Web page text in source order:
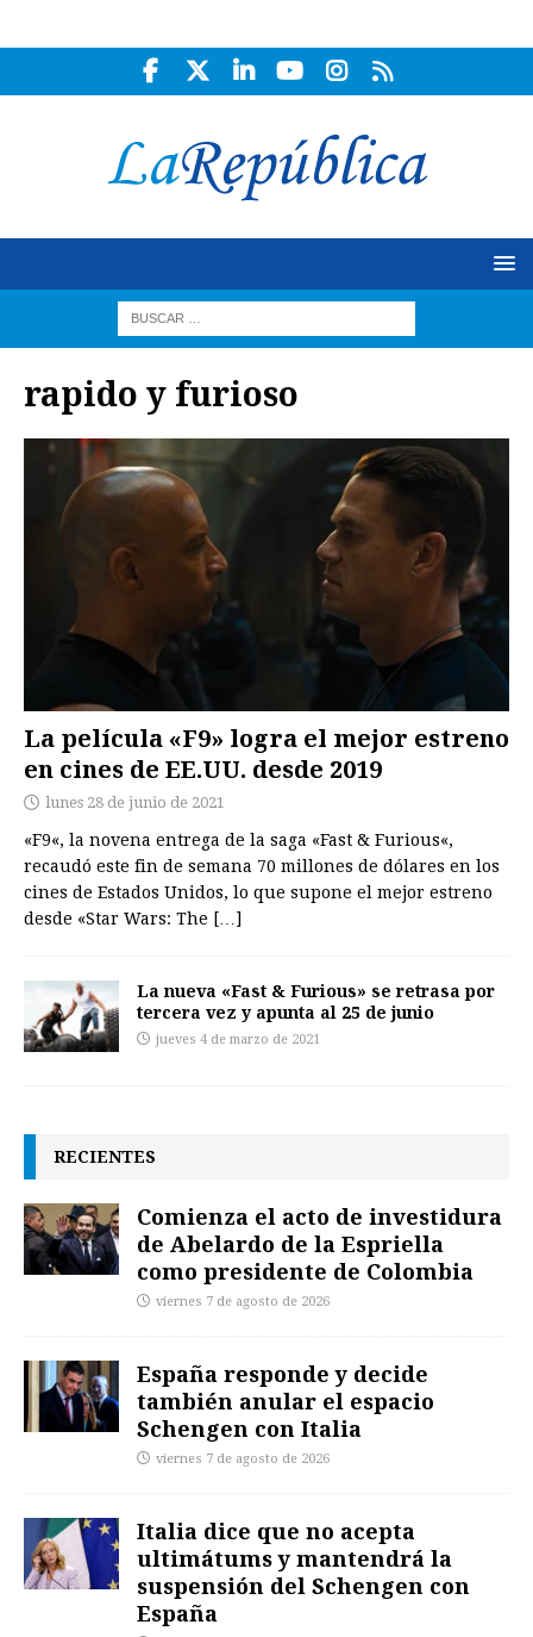
rapido y furioso
La película «F9» logra el mejor estreno
en cines de EE.UU. desde 2019
lunes 28 de junio de 2021
«F9«, la novena entrega de la saga «Fast & Furious«,
recaudó este fin de semana 70 millones de dólares en los
cines de Estados Unidos, lo que supone el mejor estreno
desde «Star Wars: The […]
La nueva «Fast & Furious» se retrasa por
tercera vez y apunta al 25 de junio
jueves 4 de marzo de 2021
RECIENTES
Comienza el acto de investidura
de Abelardo de la Espriella
como presidente de Colombia
viernes 7 de agosto de 2026
España responde y decide
también anular el espacio
Schengen con Italia
viernes 7 de agosto de 2026
Italia dice que no acepta
ultimátums y mantendrá la
suspensión del Schengen con
España